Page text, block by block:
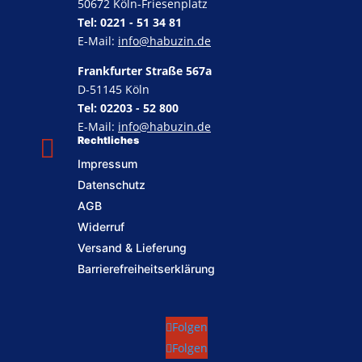
 Rechtliches
Impressum
Datenschutz
AGB
Widerruf
Versand & Lieferung
Barrierefreiheitserklärung
50672 Köln-Friesenplatz
Tel: 0221 - 51 34 81
E-Mail: info@habuzin.de
Frankfurter Straße 567a
D-51145 Köln
Tel: 02203 - 52 800
E-Mail: info@habuzin.de
Folgen
Folgen